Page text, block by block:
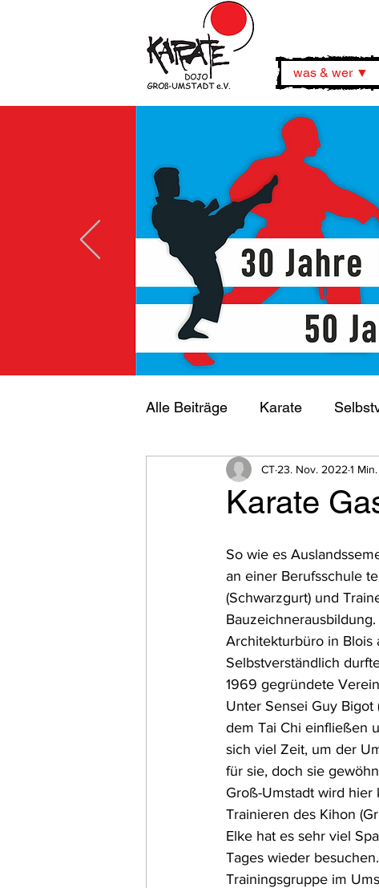
was & wer ▼
Alle Beiträge Karate
Mitglieder
Karate
CT 23. Nov. 2022 1
So wie es
an einer Berufsschule
(Schwarzgurt) und
Architekturbüro in Blois
Selbstverständlich
1969 gegründete
Unter Sensei Guy Bigot
dem Tai Chi einfließen
sich viel Zeit, um der
für sie, doch sie
Groß-Umstadt wird hier
Trainieren des Kihon
Elke hat es sehr viel
Tages wieder
Trainingsgruppe im